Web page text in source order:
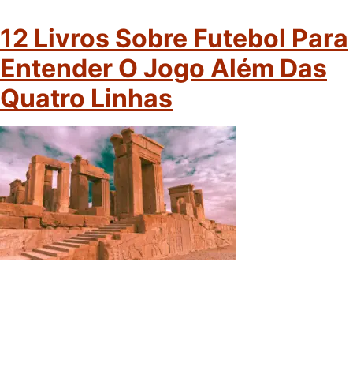
12 Livros Sobre Futebol Para
Entender O Jogo Além Das
Quatro Linhas